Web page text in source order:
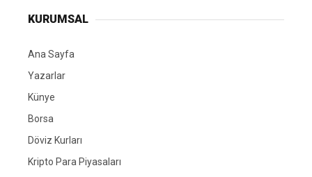
KURUMSAL
Ana Sayfa
Yazarlar
Künye
Borsa
Döviz Kurları
Kripto Para Piyasaları